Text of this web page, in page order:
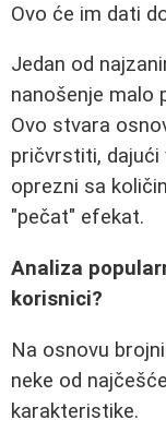
Ovo će im dati
Jedan od
nanošenje malo
Ovo stvara
pričvrstiti, dajući
oprezni sa
"pečat" efekat.
Analiza
korisnici?
Na osnovu
neke od
karakteristike.